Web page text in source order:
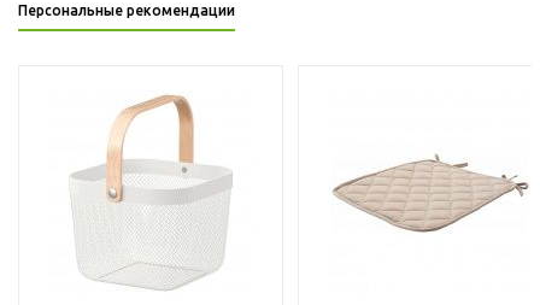
Персональные рекомендации